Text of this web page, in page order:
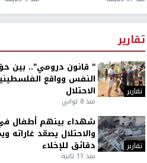
تقارير
تقارير
" قانون درومي".. بين
النفس وواقع
الاحتلال
منذ 8 ثواني
تقارير
شهداء بينهم أطفال
والاحتلال يصعّد غاراته
دقائق للإخلاء
منذ 11 ثانية